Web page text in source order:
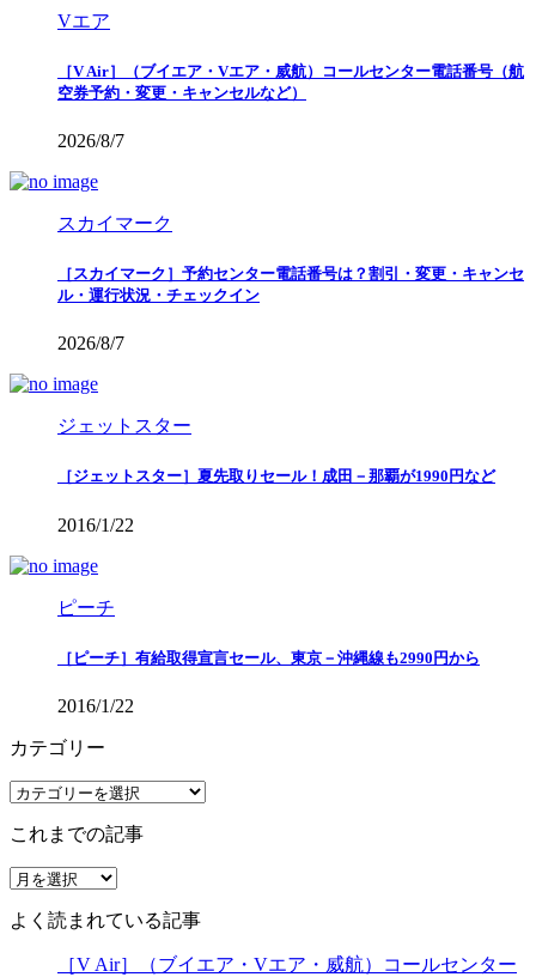
Vエア
［V Air］（ブイエア・Vエア・威航）コールセンター電話番号（航
空券予約・変更・キャンセルなど）
2026/8/7
スカイマーク
［スカイマーク］予約センター電話番号は？割引・変更・キャンセ
ル・運行状況・チェックイン
2026/8/7
ジェットスター
［ジェットスター］夏先取りセール！成田－那覇が1990円など
2016/1/22
ピーチ
［ピーチ］有給取得宣言セール、東京－沖縄線も2990円から
2016/1/22
カテゴリー
カ
ゴ
リ
ー
これまでの記事
こ
ま
よく読まれている記事
［V Air］（ブイエア・Vエア・威航）コールセンター